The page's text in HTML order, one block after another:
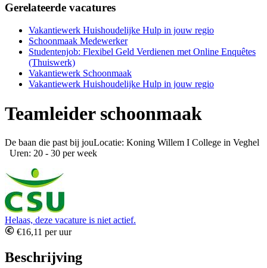
Gerelateerde vacatures
Vakantiewerk Huishoudelijke Hulp in jouw regio
Schoonmaak Medewerker
Studentenjob: Flexibel Geld Verdienen met Online Enquêtes
(Thuiswerk)
Vakantiewerk Schoonmaak
Vakantiewerk Huishoudelijke Hulp in jouw regio
Teamleider schoonmaak
De baan die past bij jouLocatie: Koning Willem I College in Veghel
Uren: 20 - 30 per week
Helaas, deze vacature is niet actief.
€16,11 per uur
Beschrijving